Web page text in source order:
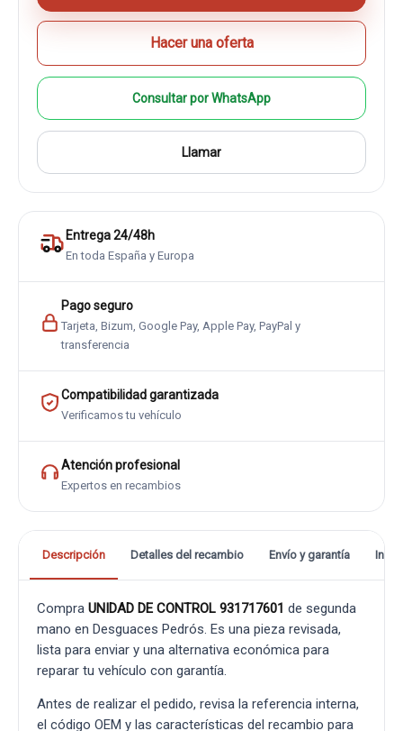
Hacer una oferta
Consultar por WhatsApp
Llamar
Entrega 24/48h
En toda España y Europa
Pago seguro
Tarjeta, Bizum, Google Pay, Apple Pay, PayPal y
transferencia
Compatibilidad garantizada
Verificamos tu vehículo
Atención profesional
Expertos en recambios
Descripción Detalles del recambio Envío y garantía
Compra UNIDAD DE CONTROL 931717601 de segunda
mano en Desguaces Pedrós. Es una pieza revisada,
lista para enviar y una alternativa económica para
reparar tu vehículo con garantía.
Antes de realizar el pedido, revisa la referencia interna,
el código OEM y las características del recambio para